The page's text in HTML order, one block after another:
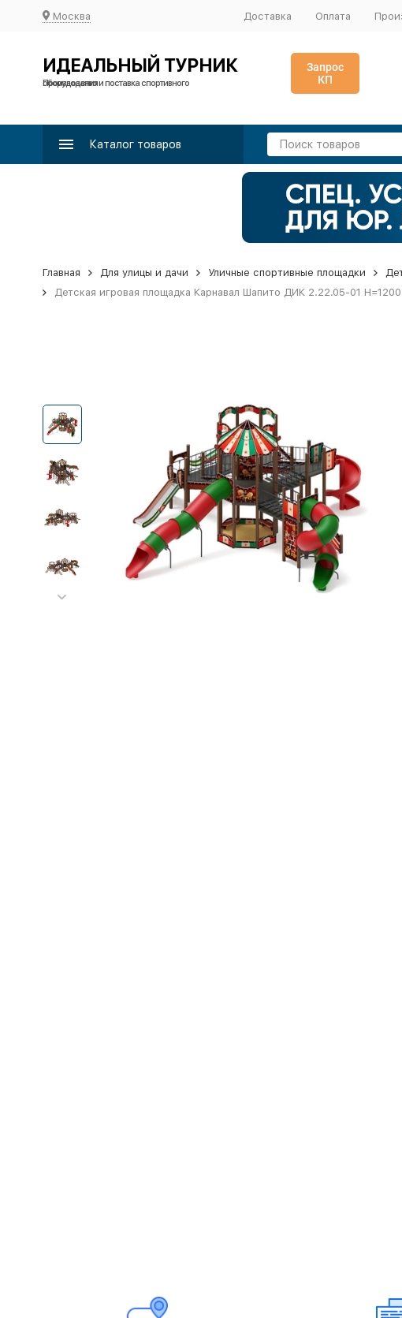
Москва Доставка Оплата
ИДЕАЛЬНЫЙ ТУРНИК
Производство и поставка спортивного оборудования
Запрос
КП
Каталог товаров
Главная Для улицы и дачи Уличные спортивные площадки
Детская игровая площадка Карнавал Шапито ДИК 2.22.05-01